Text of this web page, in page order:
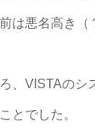
は悪名高き
、VISTAの
とでした。